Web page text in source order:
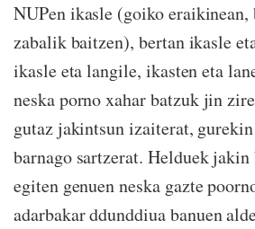
NUPen ikasle (goiko eraikinean,
zabalik baitzen), bertan ikasle
ikasle eta langile, ikasten eta
neska porno xahar batzuk jin
gutaz jakintsun izaiterat,
barnago sartzerat. Helduek jakin
egiten genuen neska gazte
adarbakar ddunddiua banuen